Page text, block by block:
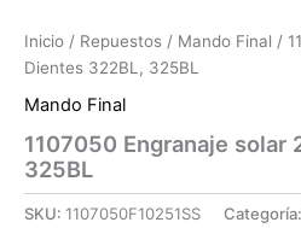
Inicio / Repuestos / Mando Final /
Dientes 322BL, 325BL
Mando Final
1107050 Engranaje solar
325BL
SKU: 1107050F10251SS Categoría: